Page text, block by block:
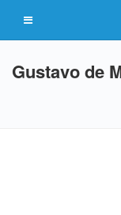
Gustavo de